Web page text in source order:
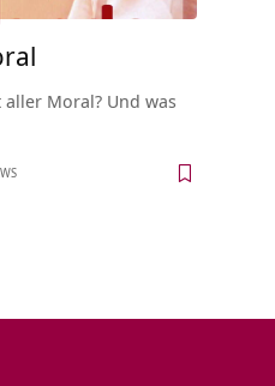
Moral? Und was